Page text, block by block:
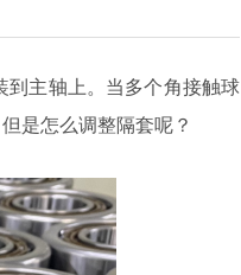
到主轴上。当多个角接触球
是怎么调整隔套呢？